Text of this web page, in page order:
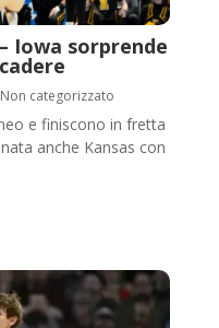
Iowa sorprende
Non categorizzato
e finiscono in fretta
anche Kansas con